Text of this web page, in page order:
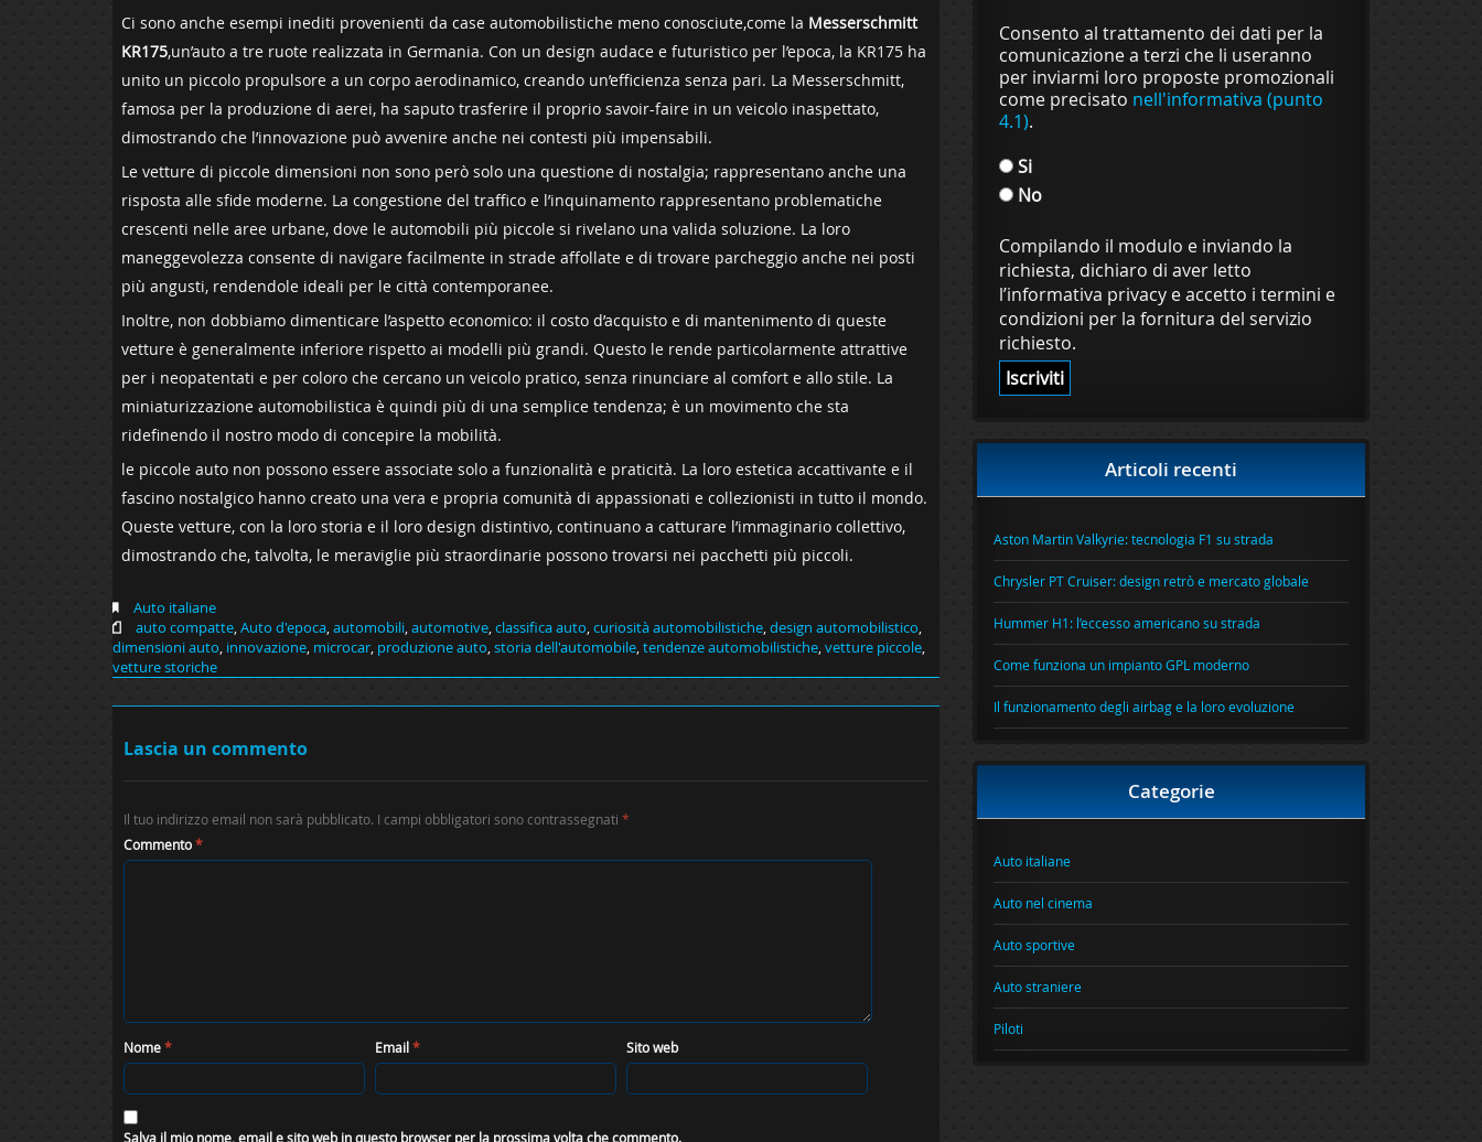
Ci sono anche esempi inediti provenienti da case automobilistiche meno conosciute,come la Messerschmitt
⁣KR175,un’auto a tre ruote realizzata in Germania. Con un ⁣design audace e futuristico per l’epoca, la KR175 ha
unito un piccolo propulsore a un​ corpo aerodinamico, creando un’efficienza senza pari. La Messerschmitt,
famosa per la produzione di aerei, ha saputo trasferire il proprio savoir-faire in un ​veicolo inaspettato,
dimostrando‍ che l’innovazione può avvenire anche nei ‍contesti più ⁢impensabili.
Le vetture di piccole dimensioni non sono però solo ‍una questione di nostalgia; rappresentano anche una
risposta alle sfide moderne. La congestione del traffico e l’inquinamento rappresentano problematiche
crescenti nelle aree⁣ urbane, dove le automobili più piccole si rivelano una ​valida soluzione. La loro
maneggevolezza consente di navigare facilmente in strade affollate e⁣ di trovare parcheggio ⁤anche nei posti
più ⁣angusti, rendendole ideali per le città contemporanee.
Inoltre, non dobbiamo dimenticare l’aspetto economico: il costo d’acquisto e di mantenimento di queste
vetture è generalmente inferiore rispetto ai modelli più grandi.‍ Questo ⁤le ⁣rende particolarmente attrattive
per i neopatentati‌ e per coloro che cercano un ‌veicolo pratico, senza‍ rinunciare al‌ comfort e‍ allo stile. ⁣La
miniaturizzazione automobilistica è quindi più di una semplice tendenza; è un movimento ⁣che sta
ridefinendo il nostro modo di concepire la mobilità.
le piccole auto non possono essere associate solo a funzionalità e praticità.⁤ La loro estetica accattivante e il
fascino nostalgico hanno creato una ‍vera e propria comunità di appassionati e collezionisti⁣ in tutto ⁤il mondo.
Queste‍ vetture, con la loro storia e il loro design distintivo, continuano a catturare l’immaginario collettivo,
dimostrando che, talvolta, le‍ meraviglie più straordinarie possono‍ trovarsi nei⁣ pacchetti più piccoli.
Auto italiane
auto compatte,Auto d'epoca,automobili,automotive,classifica auto,curiosità automobilistiche,design automobilistico,
dimensioni auto, innovazione, microcar, produzione auto,storia dell'automobile,tendenze automobilistiche,vetture piccole,
vetture storiche
Lascia un commento
Il tuo indirizzo email non sarà pubblicato. I campi obbligatori sono contrassegnati *
Commento*
Nome* Email* Sito web
Salva il mio nome, email e sito web in questo browser per la prossima volta che commento.
Consento al trattamento dei dati per la
comunicazione a terzi che li useranno
per inviarmi loro proposte promozionali
come precisato nell'informativa (punto
4.1).
Si
No
Compilando il modulo e inviando la
richiesta, dichiaro di aver letto
l’informativa privacy e accetto i termini e
condizioni per la fornitura del servizio
richiesto.
Articoli recenti
Aston Martin Valkyrie: tecnologia F1 su strada
Chrysler PT Cruiser: design retrò e mercato globale
Hummer H1: l’eccesso americano su strada
Come funziona un impianto GPL moderno
Il funzionamento degli airbag e la loro evoluzione
Categorie
Auto italiane
Auto nel cinema
Auto sportive
Auto straniere
Piloti